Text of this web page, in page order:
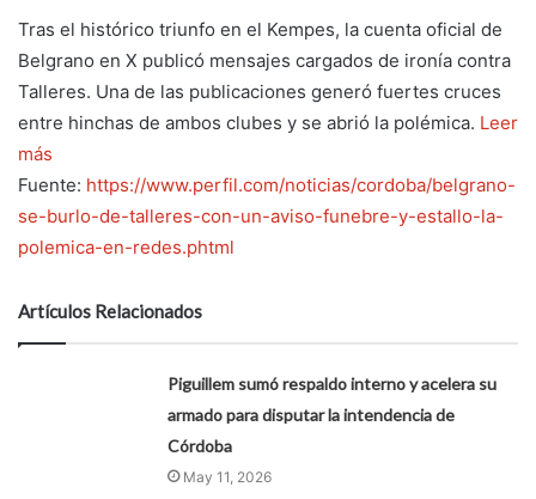
Tras el histórico triunfo en el Kempes, la cuenta oficial de
Belgrano en X publicó mensajes cargados de ironía contra
Talleres. Una de las publicaciones generó fuertes cruces
entre hinchas de ambos clubes y se abrió la polémica. Leer
más
Fuente: https://www.perfil.com/noticias/cordoba/belgrano-
se-burlo-de-talleres-con-un-aviso-funebre-y-estallo-la-
polemica-en-redes.phtml
Artículos Relacionados
Piguillem sumó respaldo interno y acelera su
armado para disputar la intendencia de
Córdoba
May 11, 2026